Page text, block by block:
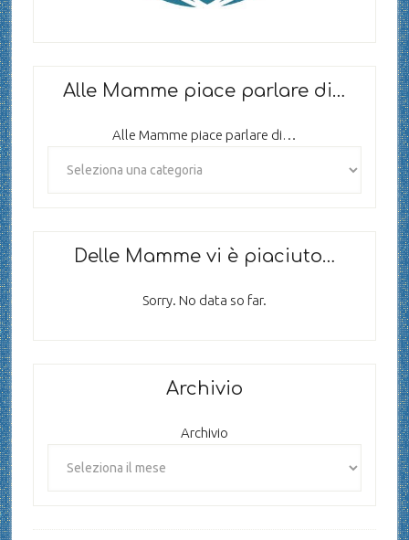
Alle Mamme piace parlare di…
Alle Mamme piace parlare di…
Delle Mamme vi è piaciuto…
Sorry. No data so far.
Archivio
Archivio